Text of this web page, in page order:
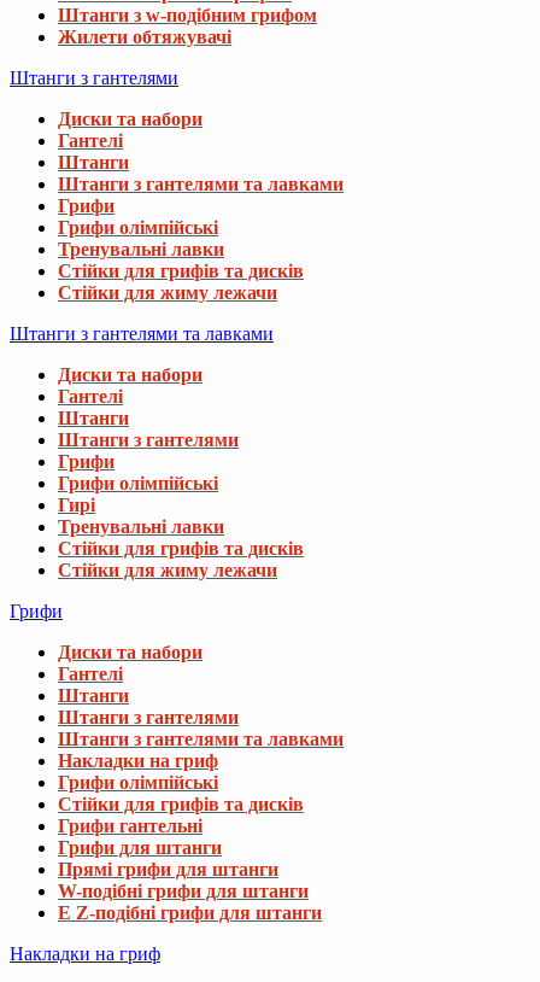
Штанги з w-подібним грифом
Жилети обтяжувачі
Штанги з гантелями
Диски та набори
Гантелі
Штанги
Штанги з гантелями та лавками
Грифи
Грифи олімпійські
Тренувальні лавки
Стійки для грифів та дисків
Стійки для жиму лежачи
Штанги з гантелями та лавками
Диски та набори
Гантелі
Штанги
Штанги з гантелями
Грифи
Грифи олімпійські
Гирі
Тренувальні лавки
Стійки для грифів та дисків
Стійки для жиму лежачи
Грифи
Диски та набори
Гантелі
Штанги
Штанги з гантелями
Штанги з гантелями та лавками
Накладки на гриф
Грифи олімпійські
Стійки для грифів та дисків
Грифи гантельні
Грифи для штанги
Прямі грифи для штанги
W-подібні грифи для штанги
E Z-подібні грифи для штанги
Накладки на гриф